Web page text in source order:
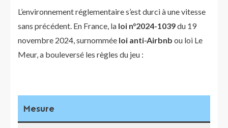
L’environnement réglementaire s’est durci à une vitesse
sans précédent. En France, la loi n°2024-1039du 19
novembre 2024, surnommée loi anti-Airbnb ou loi Le
Meur, a bouleversé les règles du jeu :
Mesure